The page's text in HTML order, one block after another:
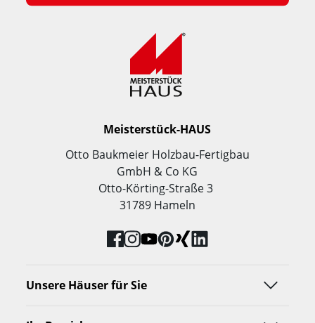
Meisterstück-HAUS
Otto Baukmeier Holzbau-Fertigbau
GmbH & Co KG
Otto-Körting-Straße 3
31789 Hameln
Unsere Häuser für Sie